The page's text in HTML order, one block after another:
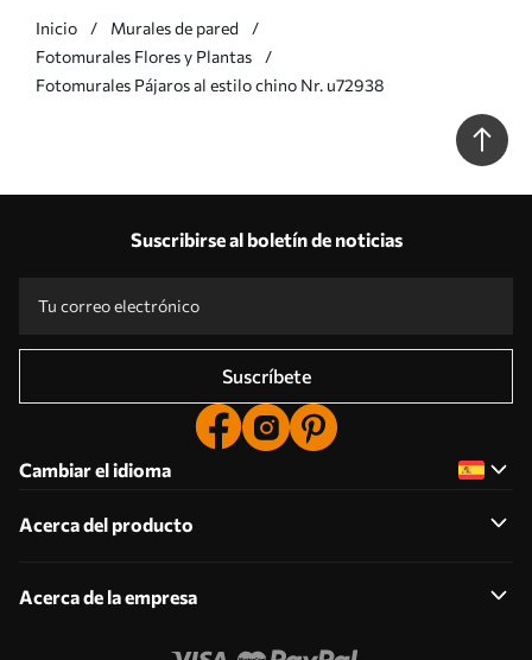
Inicio
Murales de pared
Fotomurales Flores y Plantas
Fotomurales Pájaros al estilo chino Nr. u72938
Suscribirse al boletín de noticias
Suscríbete
Cambiar el idioma
Acerca del producto
Acerca de la empresa